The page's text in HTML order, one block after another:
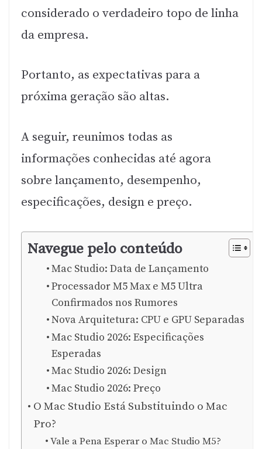
considerado o verdadeiro topo de linha
da empresa.
Portanto, as expectativas para a
próxima geração são altas.
A seguir, reunimos todas as
informações conhecidas até agora
sobre lançamento, desempenho,
especificações, design e preço.
Navegue pelo conteúdo
Mac Studio: Data de Lançamento
Processador M5 Max e M5 Ultra
Confirmados nos Rumores
Nova Arquitetura: CPU e GPU Separadas
Mac Studio 2026: Especificações
Esperadas
Mac Studio 2026: Design
Mac Studio 2026: Preço
O Mac Studio Está Substituindo o Mac
Pro?
Vale a Pena Esperar o Mac Studio M5?